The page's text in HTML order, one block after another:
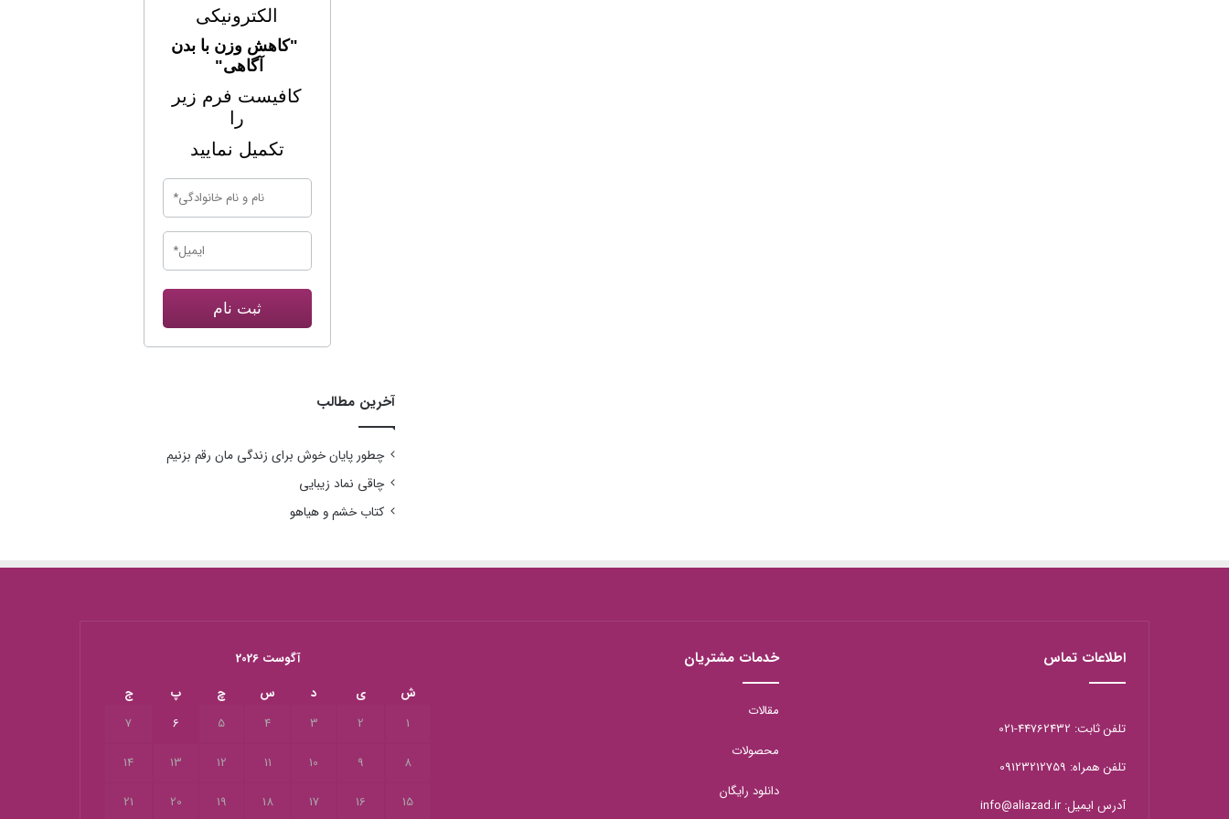
الکترونیکی
"کاهش وزن با بدن
آگاهی"
کافیست فرم زیر
را
تکمیل نمایید
ثبت نام
آخرین مطالب
چطور پایان خوش برای زندگی مان رقم بزنیم
چاقی نماد زیبایی
کتاب خشم و هیاهو
اطلاعات تماس
تلفن ثابت: 44762432-021
تلفن همراه: 09123212759
آدرس ایمیل: info@aliazad.ir
خدمات مشتریان
مقالات
محصولات
دانلود رایگان
آگوست 2026
ش
ی د س چ پ
ج
1
2
3
4
5
6
7
8
9
10
11
12
13
14
15
16
17
18
19
20
21